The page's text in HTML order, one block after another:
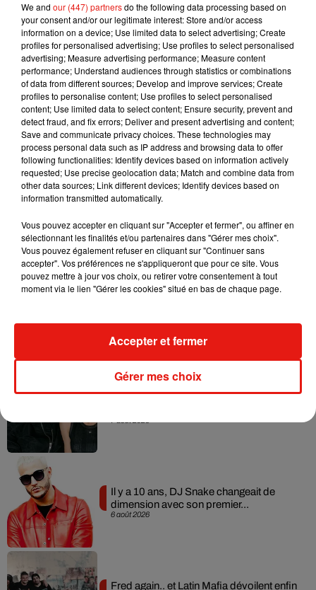
Musique
7 août 2026
Angèle et Amélie Lens dévoilent leur
6 août 2026
Il y a 10 ans, DJ Snake changeait de
dimension avec son premier...
Fred again.. et Latin Mafia dévoilent enfin
We and our (447) partnersdo the following data processing based on
your consent and/or our legitimate interest: Store and/or access
information on a device; Use limited data to select advertising; Create
profiles for personalised advertising; Use profiles to select personalised
advertising; Measure advertising performance; Measure content
performance; Understand audiences through statistics or combinations
of data from different sources; Develop and improve services; Create
profiles to personalise content; Use profiles to select personalised
content; Use limited data to select content; Ensure security, prevent and
detect fraud, and fix errors; Deliver and present advertising and content;
Save and communicate privacy choices. These technologies may
process personal data such as IP address and browsing data to offer
following functionalities: Identify devices based on information actively
requested; Use precise geolocation data; Match and combine data from
other data sources; Link different devices; Identify devices based on
information transmitted automatically.
Vous pouvez accepter en cliquant sur "Accepter et fermer", ou affiner en
sélectionnant les finalités et/ou partenaires dans "Gérer mes choix".
Vous pouvez également refuser en cliquant sur "Continuer sans
accepter". Vos préférences ne s'appliqueront que pour ce site. Vous
pouvez mettre à jour vos choix, ou retirer votre consentement à tout
moment via le lien "Gérer les cookies" situé en bas de chaque page.
Gérer mes choix
Accepter et fermer